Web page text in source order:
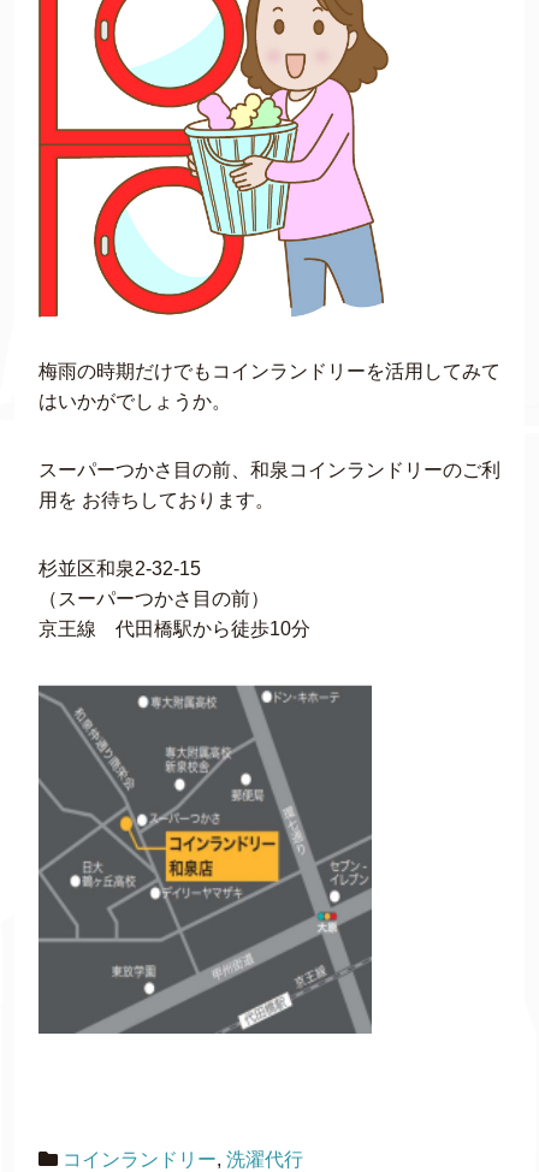
梅雨の時期だけでもコインランドリーを活用してみて
はいかがでしょうか。
スーパーつかさ目の前、和泉コインランドリーのご利
用を お待ちしております。
杉並区和泉2-32-15
（スーパーつかさ目の前）
京王線 代田橋駅から徒歩10分
コインランドリー, 洗濯代行